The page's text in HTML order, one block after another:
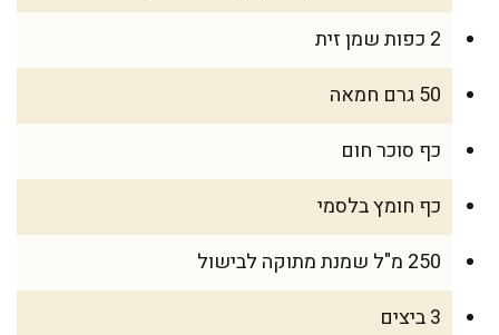
2 כפות שמן זית
50 גרם חמאה
כף סוכר חום
כף חומץ בלסמי
250 מ"ל שמנת מתוקה לבישול
3 ביצים